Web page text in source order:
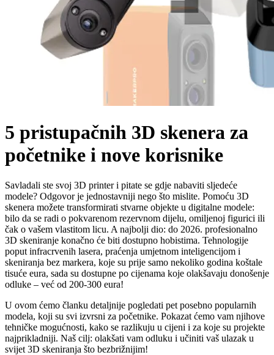
5 pristupačnih 3D skenera za
početnike i nove korisnike
Savladali ste svoj 3D printer i pitate se gdje nabaviti sljedeće
modele? Odgovor je jednostavniji nego što mislite. Pomoću 3D
skenera možete transformirati stvarne objekte u digitalne modele:
bilo da se radi o pokvarenom rezervnom dijelu, omiljenoj figurici ili
čak o vašem vlastitom licu. A najbolji dio: do 2026. profesionalno
3D skeniranje konačno će biti dostupno hobistima. Tehnologije
poput infracrvenih lasera, praćenja umjetnom inteligencijom i
skeniranja bez markera, koje su prije samo nekoliko godina koštale
tisuće eura, sada su dostupne po cijenama koje olakšavaju donošenje
odluke – već od 200-300 eura!
U ovom ćemo članku detaljnije pogledati pet posebno popularnih
modela, koji su svi izvrsni za početnike. Pokazat ćemo vam njihove
tehničke mogućnosti, kako se razlikuju u cijeni i za koje su projekte
najprikladniji. Naš cilj: olakšati vam odluku i učiniti vaš ulazak u
svijet 3D skeniranja što bezbrižnijim!